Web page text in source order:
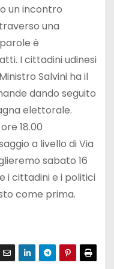
un incontro
una
è
I cittadini udinesi
Salvini ha il
dando seguito
elettorale.
18.00
a livello di Via
sabato 16
i cittadini e i politici
come prima.